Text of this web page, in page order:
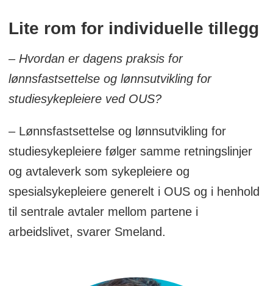
Lite rom for individuelle tillegg
– Hvordan er dagens praksis for
lønnsfastsettelse og lønnsutvikling for
studiesykepleiere ved OUS?
– Lønnsfastsettelse og lønnsutvikling for
studiesykepleiere følger samme retningslinjer
og avtaleverk som sykepleiere og
spesialsykepleiere generelt i OUS og i henhold
til sentrale avtaler mellom partene i
arbeidslivet, svarer Smeland.